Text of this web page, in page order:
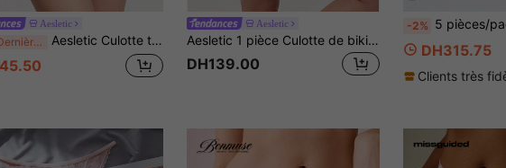
Aesletic
Dernières 8 heures Aesletic Culotte triangle sexy style romantique européen & américain, rose, en maille semi-transparente, avec décoration rose élégante, douce et ajustée à la peau
Aesletic
Aesletic 1 pièce Culotte de bikini respirante taille mi-haute pour femme
DH139.00
-2% 5 pièces/paquet Culottes style brésilien en
DH315.75
Clients très